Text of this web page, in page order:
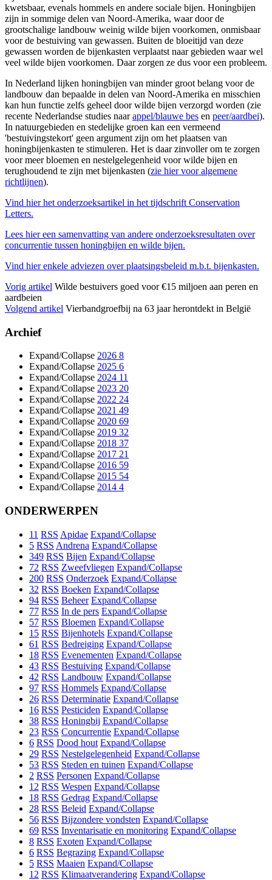
kwetsbaar, evenals hommels en andere sociale bijen. Honingbijen
zijn in sommige delen van Noord-Amerika, waar door de
grootschalige landbouw weinig wilde bijen voorkomen, onmisbaar
voor de bestuiving van gewassen. Buiten de bloeitijd van deze
gewassen worden de bijenkasten verplaatst naar gebieden waar wel
veel wilde bijen voorkomen. Daar zorgen ze dus voor een probleem.
In Nederland lijken honingbijen van minder groot belang voor de
landbouw dan bepaalde in delen van Noord-Amerika en misschien
kan hun functie zelfs geheel door wilde bijen verzorgd worden (zie
recente Nederlandse studies naarappel/blauwe bes en peer/aardbei).
In natuurgebieden en stedelijke groen kan een vermeend
'bestuivingstekort' geen argument zijn om het plaatsen van
honingbijenkasten te stimuleren. Het is daar zinvoller om te zorgen
voor meer bloemen en nestelgelegenheid voor wilde bijen en
terughoudend te zijn met bijenkasten (zie hier voor algemene
richtlijnen).
Vind hier het onderzoeksartikel in het tijdschrift Conservation
Letters.
Lees hier een samenvatting van andere onderzoeksresultaten over
concurrentie tussen honingbijen en wilde bijen.
Vind hier enkele adviezen over plaatsingsbeleid m.b.t. bijenkasten.
Vorig artikel Wilde bestuivers goed voor €15 miljoen aan peren en
aardbeien
Volgend artikel Vierbandgroefbij na 63 jaar herontdekt in België
Archief
Expand/Collapse 2026 8
Expand/Collapse 2025 6
Expand/Collapse 2024 11
Expand/Collapse 2023 20
Expand/Collapse 2022 24
Expand/Collapse 2021 49
Expand/Collapse 2020 69
Expand/Collapse 2019 32
Expand/Collapse 2018 37
Expand/Collapse 2017 21
Expand/Collapse 2016 59
Expand/Collapse 2015 54
Expand/Collapse 2014 4
ONDERWERPEN
11 RSS Apidae Expand/Collapse
5 RSS Andrena Expand/Collapse
349 RSS Bijen Expand/Collapse
72 RSS Zweefvliegen Expand/Collapse
200 RSS Onderzoek Expand/Collapse
32 RSS Boeken Expand/Collapse
94 RSS Beheer Expand/Collapse
77 RSS In de pers Expand/Collapse
57 RSS Bloemen Expand/Collapse
15 RSS Bijenhotels Expand/Collapse
61 RSS Bedreiging Expand/Collapse
18 RSS Evenementen Expand/Collapse
43 RSS Bestuiving Expand/Collapse
42 RSS Landbouw Expand/Collapse
97 RSS Hommels Expand/Collapse
26 RSS Determinatie Expand/Collapse
16 RSS Pesticiden Expand/Collapse
38 RSS Honingbij Expand/Collapse
23 RSS Concurrentie Expand/Collapse
6 RSS Dood hout Expand/Collapse
29 RSS Nestelgelegenheid Expand/Collapse
53 RSS Steden en tuinen Expand/Collapse
2 RSS Personen Expand/Collapse
12 RSS Wespen Expand/Collapse
18 RSS Gedrag Expand/Collapse
28 RSS Beleid Expand/Collapse
56 RSS Bijzondere vondsten Expand/Collapse
69 RSS Inventarisatie en monitoring Expand/Collapse
8 RSS Exoten Expand/Collapse
6 RSS Begrazing Expand/Collapse
5 RSS Maaien Expand/Collapse
12 RSS Klimaatverandering Expand/Collapse